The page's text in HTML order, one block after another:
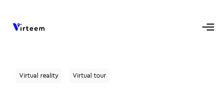
Virtual reality Virtual tour